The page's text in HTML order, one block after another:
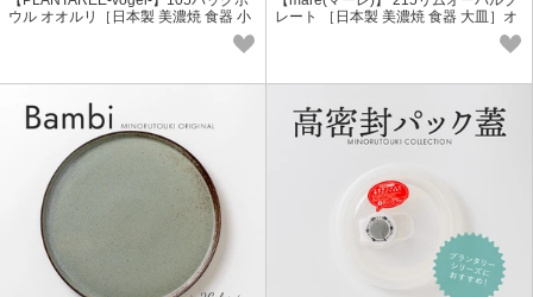
ウル オオルリ［日本製 美濃焼 食器 小
レート ［日本製 美濃焼 食器 大皿］オ